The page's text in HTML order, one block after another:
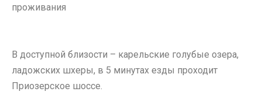
В доступной близости – карельские голубые озера,
ладожских шхеры, в 5 минутах езды проходит
Приозерское шоссе.